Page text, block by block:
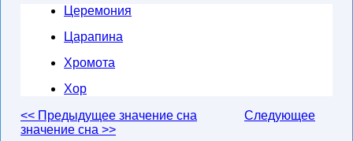
Церемония
Царапина
Хромота
Хор
<< Предыдущее значение сна
Следующее
значение сна >>